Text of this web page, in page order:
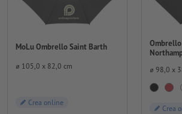
MoLu Ombrello Saint Barth
⌀ 105,0 x 82,0 cm
Crea online
Ombrello
⌀ 98,0 x
Crea